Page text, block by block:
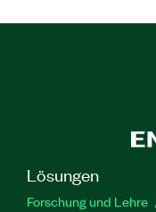
Lösungen
Forschung und Lehre